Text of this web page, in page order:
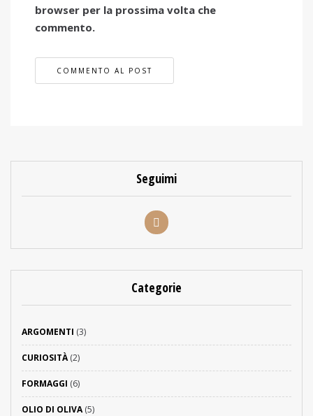
browser per la prossima volta che
commento.
Seguimi
Categorie
ARGOMENTI (3)
CURIOSITÀ(2)
FORMAGGI (6)
OLIO DI OLIVA(5)